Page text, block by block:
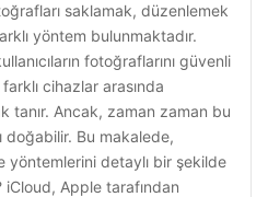
saklamak, düzenlemek
yöntem bulunmaktadır.
fotoğraflarını güvenli
cihazlar arasında
tanır. Ancak, zaman zaman bu
doğabilir. Bu makalede,
yöntemlerini detaylı bir şekilde
Apple tarafından